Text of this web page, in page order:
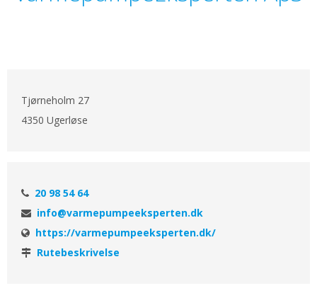
Tjørneholm 27
4350 Ugerløse
20 98 54 64
info@varmepumpeeksperten.dk
https://varmepumpeeksperten.dk/
Rutebeskrivelse